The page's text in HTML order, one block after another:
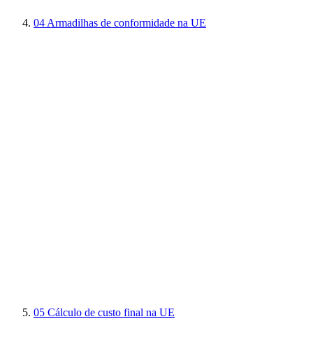
04 Armadilhas de conformidade na UE
05 Cálculo de custo final na UE